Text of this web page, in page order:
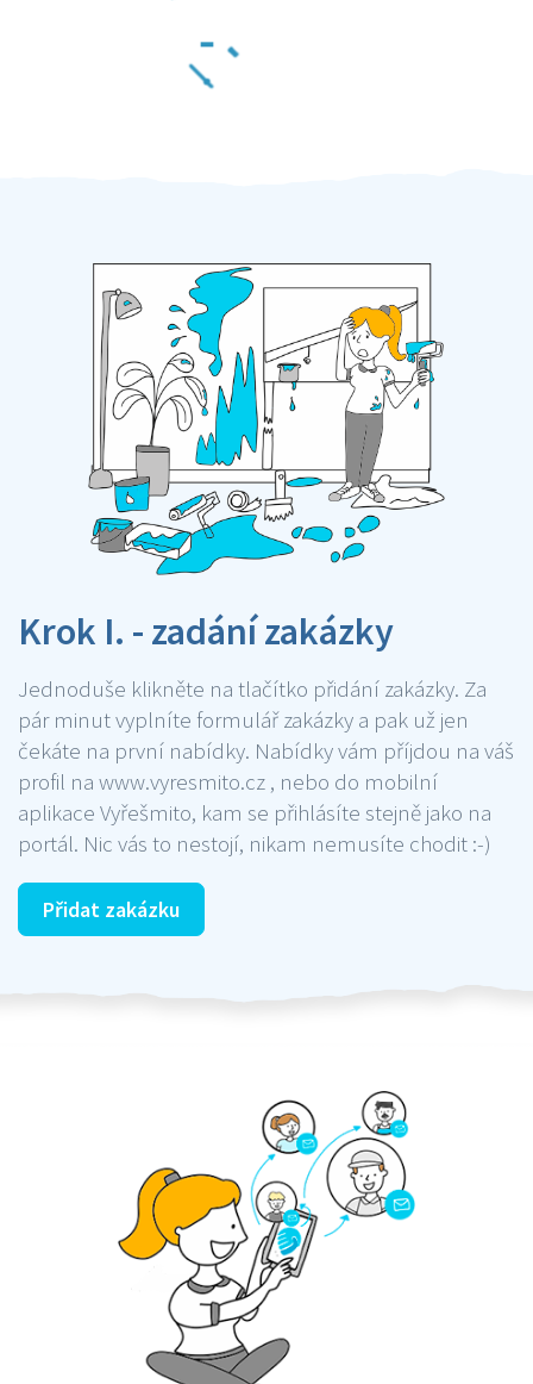
Krok I. - zadání zakázky
Jednoduše klikněte na tlačítko přidání zakázky. Za
pár minut vyplníte formulář zakázky a pak už jen
čekáte na první nabídky. Nabídky vám příjdou na váš
profil na www.vyresmito.cz , nebo do mobilní
aplikace Vyřešmito, kam se přihlásíte stejně jako na
portál. Nic vás to nestojí, nikam nemusíte chodit :-)
Přidat zakázku